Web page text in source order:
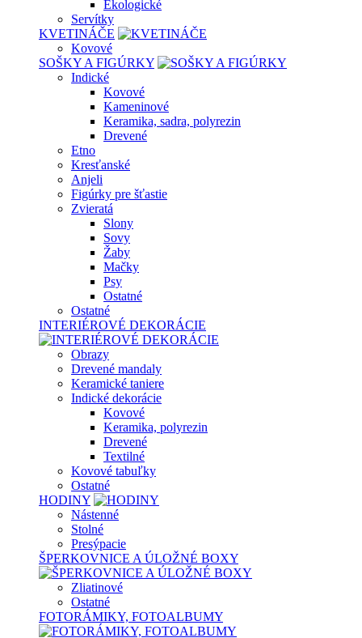
Ekologické
Servítky
KVETINÁČE
Kovové
SOŠKY A FIGÚRKY
Indické
Kovové
Kameninové
Keramika, sadra, polyrezin
Drevené
Etno
Kresťanské
Anjeli
Figúrky pre šťastie
Zvieratá
Slony
Sovy
Žaby
Mačky
Psy
Ostatné
Ostatné
INTERIÉROVÉ DEKORÁCIE
Obrazy
Drevené mandaly
Keramické taniere
Indické dekorácie
Kovové
Keramika, polyrezin
Drevené
Textilné
Kovové tabuľky
Ostatné
HODINY
Nástenné
Stolné
Presýpacie
ŠPERKOVNICE A ÚLOŽNÉ BOXY
Zliatinové
Ostatné
FOTORÁMIKY, FOTOALBUMY